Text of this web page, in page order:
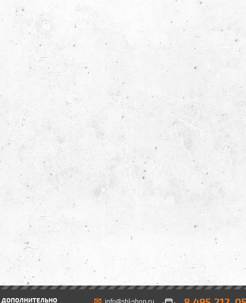
ДОПОЛНИТЕЛЬНО info@shl-shop.ru